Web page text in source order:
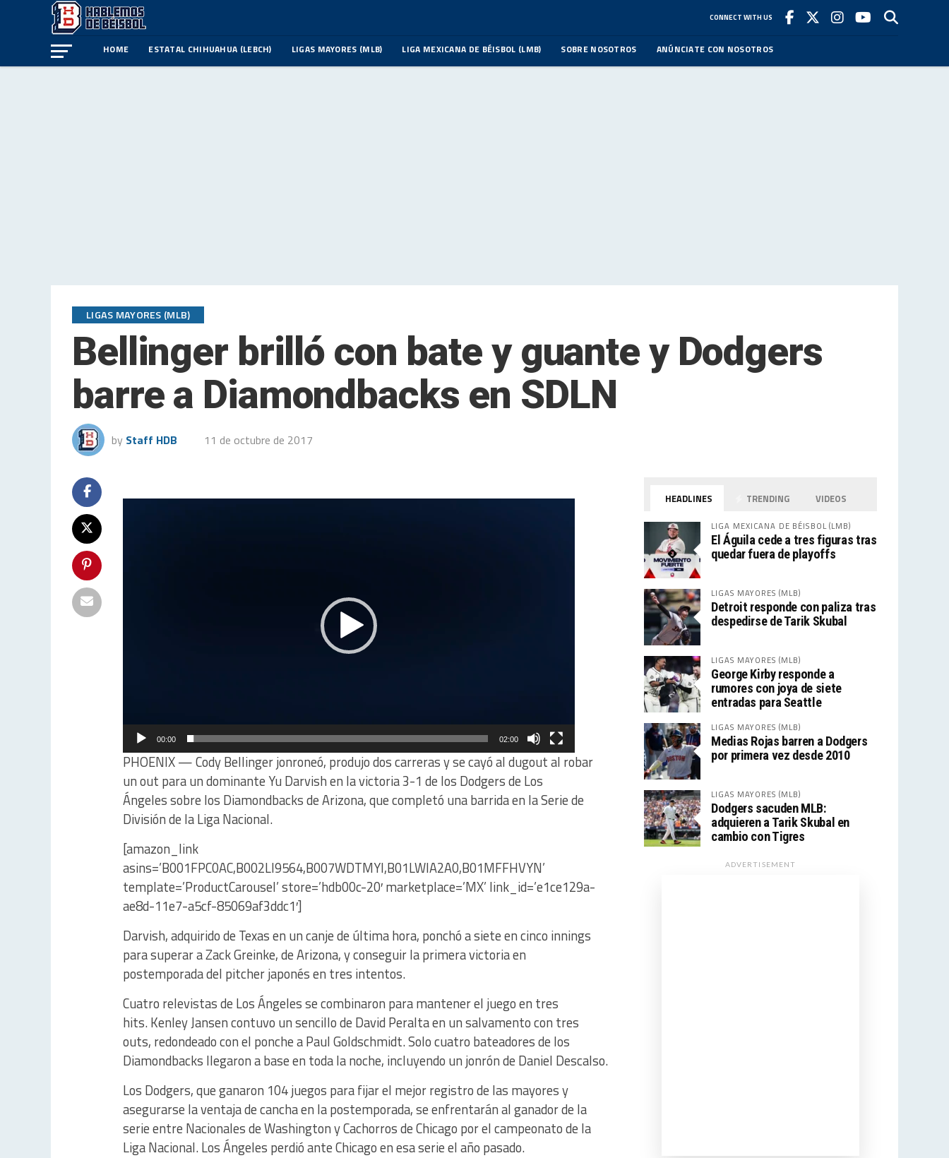
CONNECT WITH US
HOME ESTATAL CHIHUAHUA (LEBCH) LIGAS MAYORES (MLB) LIGA MEXICANA DE BÉISBOL (LMB) SOBRE NOSOTROS ANÚNCIATE CON NOSOTROS
LIGAS MAYORES (MLB)
Bellinger brilló con bate y guante y Dodgers
barre a Diamondbacks en SDLN
by Staff HDB 11 de octubre de 2017
Reproductor
00:00 02:00
PHOENIX — Cody Bellinger jonroneó, produjo dos carreras y se cayó al dugout al robar
un out para un dominante Yu Darvish en la victoria 3-1 de los Dodgers de Los
Ángeles sobre los Diamondbacks de Arizona, que completó una barrida en la Serie de
División de la Liga Nacional.
[amazon_link
asins=’B001FPC0AC,B002LI9564,B007WDTMYI,B01LWIA2A0,B01MFFHVYN’
template=’ProductCarousel’ store=’hdb00c-20′ marketplace=’MX’ link_id=’e1ce129a-
ae8d-11e7-a5cf-85069af3ddc1′]
Darvish, adquirido de Texas en un canje de última hora, ponchó a siete en cinco innings
para superar a Zack Greinke, de Arizona, y conseguir la primera victoria en
postemporada del pitcher japonés en tres intentos.
Cuatro relevistas de Los Ángeles se combinaron para mantener el juego en tres
hits. Kenley Jansen contuvo un sencillo de David Peralta en un salvamento con tres
outs, redondeado con el ponche a Paul Goldschmidt. Solo cuatro bateadores de los
Diamondbacks llegaron a base en toda la noche, incluyendo un jonrón de Daniel Descalso.
Los Dodgers, que ganaron 104 juegos para fijar el mejor registro de las mayores y
asegurarse la ventaja de cancha en la postemporada, se enfrentarán al ganador de la
serie entre Nacionales de Washington y Cachorros de Chicago por el campeonato de la
Liga Nacional. Los Ángeles perdió ante Chicago en esa serie el año pasado.
HEADLINES TRENDING VIDEOS
LIGA MEXICANA DE BÉISBOL (LMB)
El Águila cede a tres figuras tras
quedar fuera de playoffs
LIGAS MAYORES (MLB)
Detroit responde con paliza tras
despedirse de Tarik Skubal
LIGAS MAYORES (MLB)
George Kirby responde a
rumores con joya de siete
entradas para Seattle
LIGAS MAYORES (MLB)
Medias Rojas barren a Dodgers
por primera vez desde 2010
LIGAS MAYORES (MLB)
Dodgers sacuden MLB:
adquieren a Tarik Skubal en
cambio con Tigres
ADVERTISEMENT